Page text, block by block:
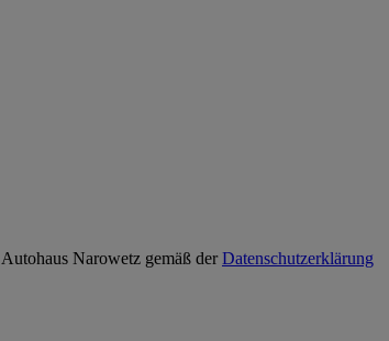
Autohaus Narowetz gemäß derDatenschutzerklärung